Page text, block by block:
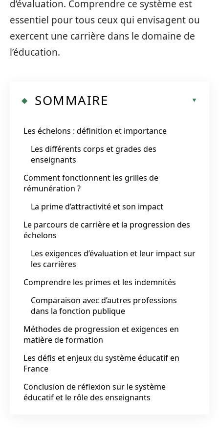
d’évaluation. Comprendre ce système est
essentiel pour tous ceux qui envisagent ou
exercent une carrière dans le domaine de
l’éducation.
SOMMAIRE
Les échelons : définition et importance
Les différents corps et grades des
enseignants
Comment fonctionnent les grilles de
rémunération ?
La prime d’attractivité et son impact
Le parcours de carrière et la progression des
échelons
Les exigences d’évaluation et leur impact sur
les carrières
Comprendre les primes et les indemnités
Comparaison avec d’autres professions
dans la fonction publique
Méthodes de progression et exigences en
matière de formation
Les défis et enjeux du système éducatif en
France
Conclusion de réflexion sur le système
éducatif et le rôle des enseignants